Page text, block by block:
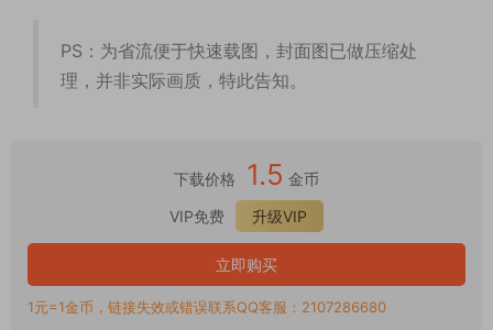
PS：为省流便于快速载图，封面图已做压缩处
理，并非实际画质，特此告知。
下载价格 1.5 金币
VIP免费
升级VIP
立即购买
1元=1金币，链接失效或错误联系QQ客服：2107286680